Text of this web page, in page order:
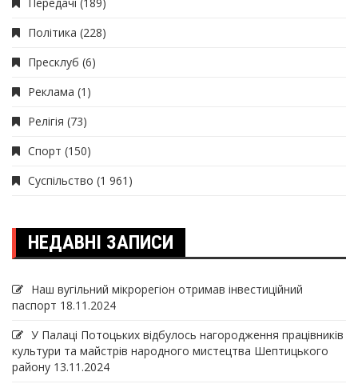
Передачі (189)
Політика (228)
Пресклуб (6)
Реклама (1)
Релігія (73)
Спорт (150)
Суспільство (1 961)
НЕДАВНІ ЗАПИСИ
Наш вугільний мікрорегіон отримав інвеcтиційний
паспорт 18.11.2024
У Палаці Потоцьких відбулось нагородження працівників
культури та майстрів народного мистецтва Шептицького
району 13.11.2024